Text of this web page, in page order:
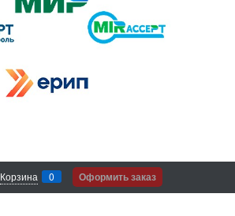
Корзина 0 Оформить заказ